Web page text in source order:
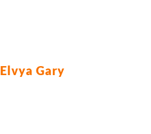
Elvya Gary